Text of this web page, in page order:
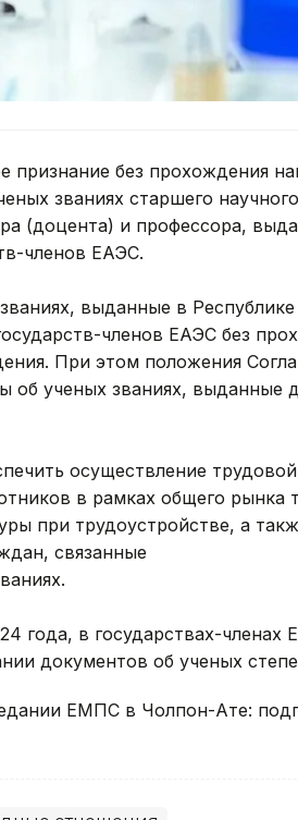
признание без прохождения
званиях старшего
(доцента) и профессора,
членов ЕАЭС.
выданные в Республике
членов ЕАЭС без
При этом положения
об ученых званиях, выданные
осуществление
в рамках общего рынка
при трудоустройстве, а
связанные
года, в государствах-членах
документов об ученых
ЕМПС в Чолпон-Ате: